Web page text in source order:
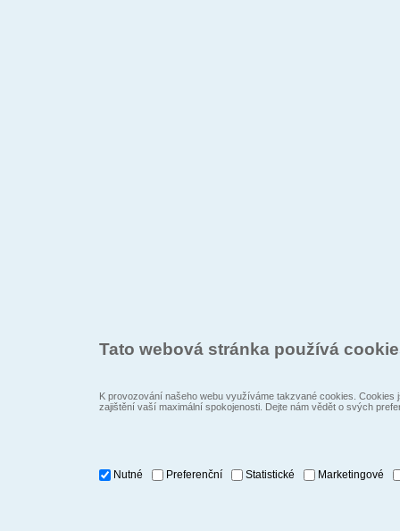
Tato webová stránka používá
K provozování našeho webu využíváme takzvané cookies.
zajištění vaší maximální spokojenosti. Dejte nám vědět o svých
Nutné Preferenční Statistické Marketingové